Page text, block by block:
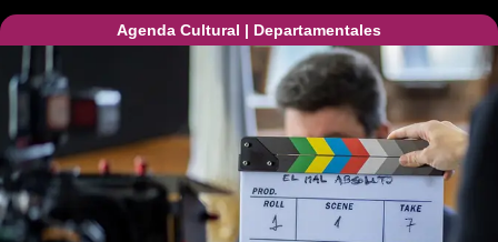
Agenda Cultural | Departamentales